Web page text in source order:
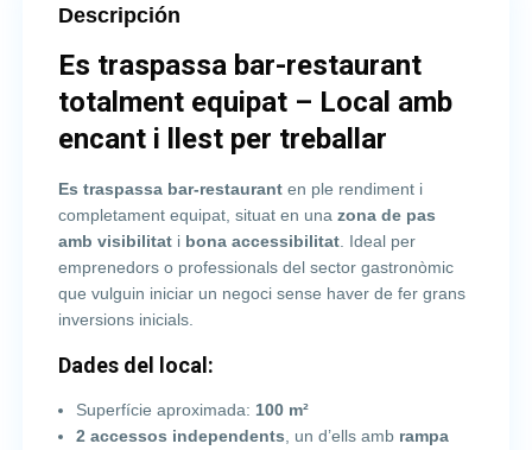
Descripción
Es traspassa bar-restaurant
totalment equipat – Local amb
encant i llest per treballar
Es traspassa bar-restauranten ple rendiment i
completament equipat, situat en una zona de pas
amb visibilitati bona accessibilitat. Ideal per
emprenedors o professionals del sector gastronòmic
que vulguin iniciar un negoci sense haver de fer grans
inversions inicials.
Dades del local:
Superfície aproximada: 100 m²
2 accessos independents , un d’ells amb rampa